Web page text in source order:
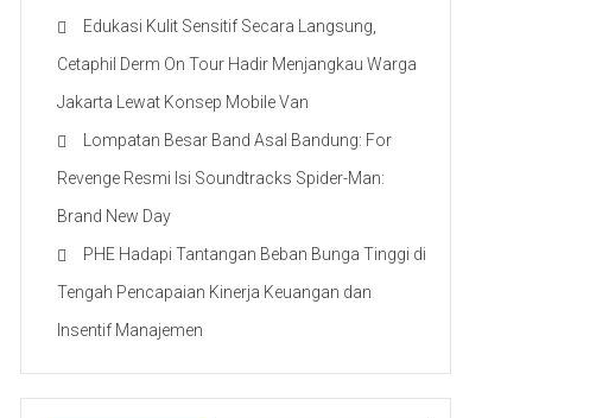
Edukasi Kulit Sensitif Secara Langsung,
Cetaphil Derm On Tour Hadir Menjangkau Warga
Jakarta Lewat Konsep Mobile Van
Lompatan Besar Band Asal Bandung: For
Revenge Resmi Isi Soundtracks Spider-Man:
Brand New Day
PHE Hadapi Tantangan Beban Bunga Tinggi di
Tengah Pencapaian Kinerja Keuangan dan
Insentif Manajemen